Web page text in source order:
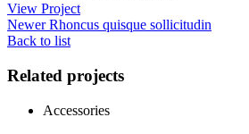
View Project
Newer Rhoncus quisque sollicitudin
Back to list
Related projects
Accessories